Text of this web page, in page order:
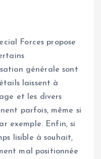
Forces propose
générale sont
laissent à
et les divers
parfois, même si
exemple. Enfin, si
lisible à souhait,
mal positionnée